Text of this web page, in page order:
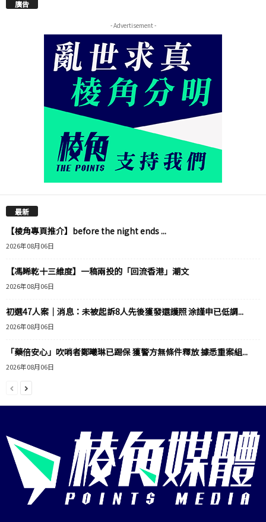
廣告
- Advertisement -
最新
【棱角專頁推介】before the night ends ...
2026年08月06日
【馮睎乾十三維度】一稿兩投的「回流香港」潮文
2026年08月06日
初選47人案｜消息：未被起訴8人先後獲發還護照 涂謹申已低調...
2026年08月06日
「藥倍安心」吹哨者鄭曦琳已踢保 獲警方無條件釋放 據悉重案組...
2026年08月06日